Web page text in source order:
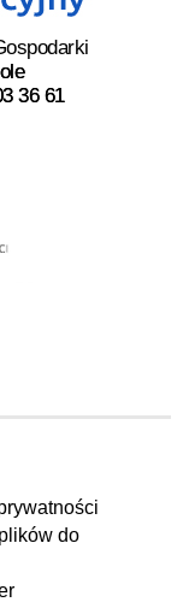
36 61
do